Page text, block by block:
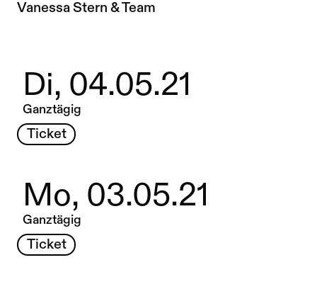
Zur Künstler*in-Seite von
Vanessa Stern & Team
Di, 04.05.21
Ganztägig
Ticket
Mo, 03.05.21
Ganztägig
Ticket